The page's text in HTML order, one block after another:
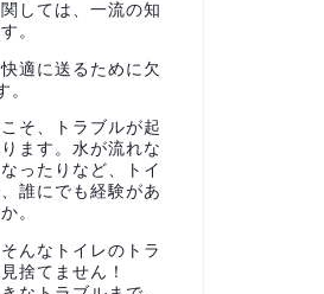
しては、一流の知
。
適に送るために欠
。
そ、トラブルが起
ます。水が流れな
ったりなど、トイ
誰にでも経験があ
。
んなトイレのトラ
捨てません！